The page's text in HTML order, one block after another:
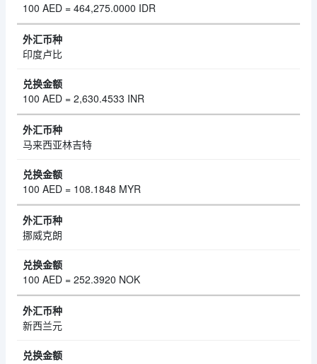
100 AED = 464,275.0000 IDR
印度卢比
100 AED = 2,630.4533 INR
马来西亚林吉特
100 AED = 108.1848 MYR
挪威克朗
100 AED = 252.3920 NOK
新西兰元